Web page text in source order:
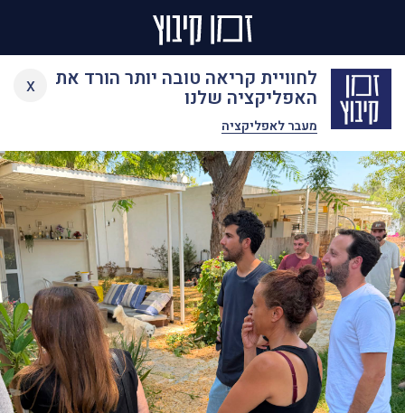
לחוויית קריאה טובה יותר הורד את
האפליקציה שלנו
מעבר לאפליקציה
x
Skip
content